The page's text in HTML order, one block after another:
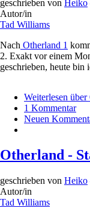
geschrieben von Heiko
Autor/in
Tad Williams
Nach Otherland 1
2. Exakt vor einem
geschrieben, heute bin
Weiterlesen über
1 Kommentar
Neuen
Otherland -
geschrieben von Heiko
Autor/in
Tad Williams